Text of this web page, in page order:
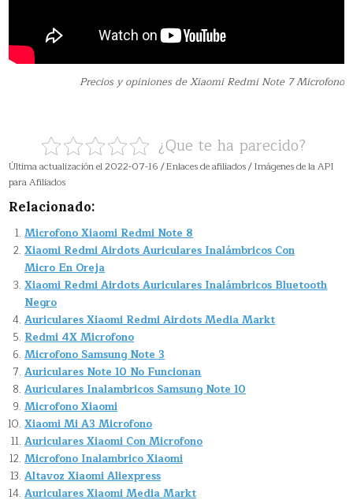
Precios y opiniones de Xiaomi Redmi Note 7 Microfono
¿Que te ha parecido?
Última actualización el 2022-07-16 / Enlaces de afiliados / Imágenes de la API
para Afiliados
Relacionado:
Microfono Xiaomi Redmi Note 8
Xiaomi Redmi Airdots Auriculares Inalámbricos Con
Micro En Oreja
Xiaomi Redmi Airdots Auriculares Inalámbricos Bluetooth
Negro
Auriculares Xiaomi Redmi Airdots Media Markt
Redmi 4X Microfono
Microfono Samsung Note 3
Auriculares Note 10 No Funcionan
Auriculares Inalambricos Samsung Note 10
Microfono Xiaomi
Xiaomi Mi A3 Microfono
Auriculares Xiaomi Con Microfono
Microfono Inalambrico Xiaomi
Altavoz Xiaomi Aliexpress
Auriculares Xiaomi Media Markt